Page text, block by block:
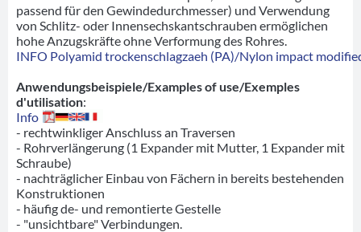
passend für den Gewindedurchmesser) und Verwendung
von Schlitz- oder Innensechskantschrauben ermöglichen
hohe Anzugskräfte ohne Verformung des Rohres.
INFO Polyamid trockenschlagzaeh (PA)/Nylon impact
Anwendungsbeispiele/Examples of use/Exemples
d'utilisation:
Info
- rechtwinkliger Anschluss an Traversen
- Rohrverlängerung (1 Expander mit Mutter, 1 Expander mit
Schraube)
- nachträglicher Einbau von Fächern in bereits bestehenden
Konstruktionen
- häufig de- und remontierte Gestelle
- "unsichtbare" Verbindungen.